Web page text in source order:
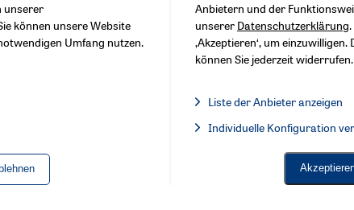
unserer
können unsere Website
Umfang nutzen.
Anbietern und der
unserer Datenschutzerklärung
‚Akzeptieren‘, um einzuwilligen.
können Sie jederzeit widerrufen.
Liste der Anbieter anzeigen
Facebook Embed / Facebook
Individuelle Konfiguration